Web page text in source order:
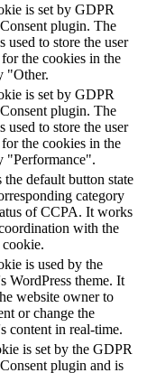
is set by GDPR
plugin. The
used to store the user
the cookies in the
"Other.
is set by GDPR
plugin. The
used to store the user
the cookies in the
"Performance".
the default button state
category
of CCPA. It works
with the
is used by the
WordPress theme. It
website owner to
or change the
content in real-time.
is set by the GDPR
plugin and is